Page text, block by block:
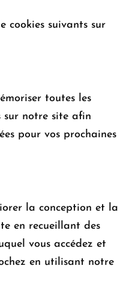
cookies suivants sur
toutes les
sur notre site afin
pour vos prochaines
la conception et la
en recueillant des
vous accédez et
en utilisant notre